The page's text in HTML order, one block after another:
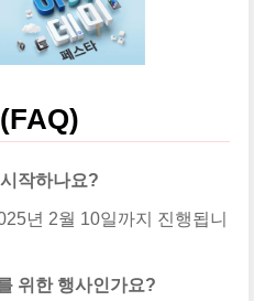
작하나요?
년 2월 10일까지 진행됩니
위한 행사인가요?